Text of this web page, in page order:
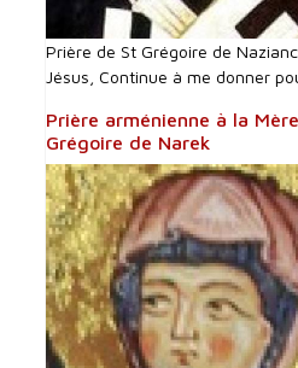
Prière de St Grégoire de
Jésus, Continue à me donner
Prière arménienne à la
Grégoire de Narek